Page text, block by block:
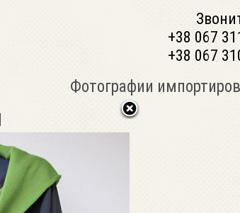
+38 067
+38 067
Фотографии